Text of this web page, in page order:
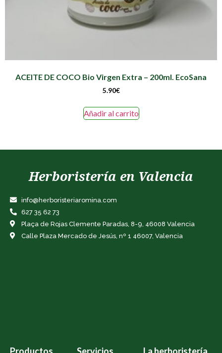
ACEITE DE COCO Bio Virgen Extra – 200ml. EcoSana
5.90€
Añadir al carrito
Herboristería en Valencia
info@herboristeriaromina.com
627 35 62 73
Plaça de Rojas Clemente Paradas, 8-9, 46008 Valencia
Calle Plaza Mercado de Jesús, nº 1 46007, Valencia
Productos Servicios La herboristería